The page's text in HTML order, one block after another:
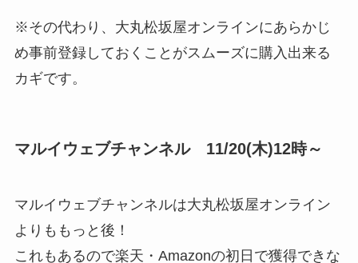
※その代わり、大丸松坂屋オンラインにあらかじ
め事前登録しておくことがスムーズに購入出来る
カギです。
マルイウェブチャンネル 11/20(木)12時～
マルイウェブチャンネルは大丸松坂屋オンライン
よりももっと後！
これもあるので楽天・Amazonの初日で獲得できな